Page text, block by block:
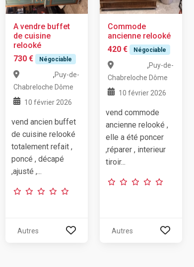
A vendre buffet
de cuisine
relooké
730 €
Négociable
Chabreloche
,Puy-de-
Dôme
10 février 2026
vend ancien buffet
de cuisine relooké
totalement refait ,
poncé , décapé
,ajusté ,...
Autres
Commode
ancienne relooké
420 €
Négociable
Chabreloche
,Puy-de-
Dôme
10 février 2026
vend commode
ancienne relooké ,
elle a été poncer
,réparer , interieur
tiroir...
Autres